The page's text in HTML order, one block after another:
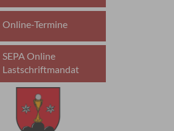
Online-Termine
SEPA Online
Lastschriftmandat